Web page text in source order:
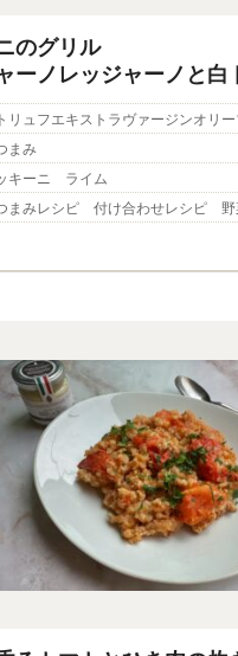
のグリル
ーノレッジャーノと白
リュフエキストラヴァージンオリ
まみ
キーニ ライム
まみレシピ 付け合わせレシピ 野